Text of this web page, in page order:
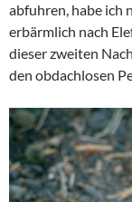
abfuhren, habe ich
erbärmlich nach
dieser zweiten
den obdachlosen